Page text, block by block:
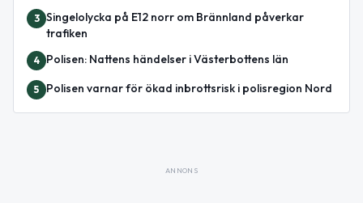
3 Singelolycka på E12 norr om Brännland påverkar
trafiken
4 Polisen: Nattens händelser i Västerbottens län
5 Polisen varnar för ökad inbrottsrisk i polisregion Nord
ANNONS